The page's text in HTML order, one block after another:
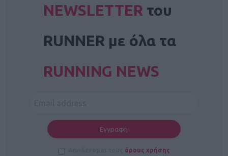
NEWSLETTER του
RUNNER με όλα τα
RUNNING NEWS
όρους χρήσης